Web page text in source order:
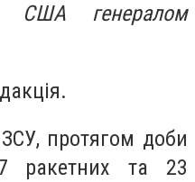
США генералом
протягом доби
ракетних та 23